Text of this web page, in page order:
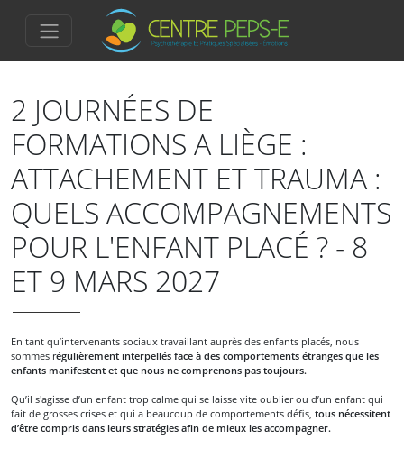
2 JOURNÉES DE
FORMATIONS A LIÈGE :
ATTACHEMENT ET TRAUMA :
QUELS ACCOMPAGNEMENTS
POUR L'ENFANT PLACÉ ? - 8
ET 9 MARS 2027
En tant qu’intervenants sociaux travaillant auprès des enfants placés, nous
sommes régulièrement interpellés face à des comportements étranges que les
enfants manifestent et que nous ne comprenons pas toujours.
Qu’il s'agisse d’un enfant trop calme qui se laisse vite oublier ou d’un enfant qui
fait de grosses crises et qui a beaucoup de comportements défis, tous nécessitent
d’être compris dans leurs stratégies afin de mieux les accompagner.